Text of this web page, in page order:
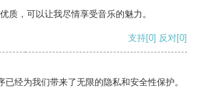
质，可以让我尽情享受音乐的魅力。
支持[0] 反对[0]
经为我们带来了无限的隐私和安全性保护。